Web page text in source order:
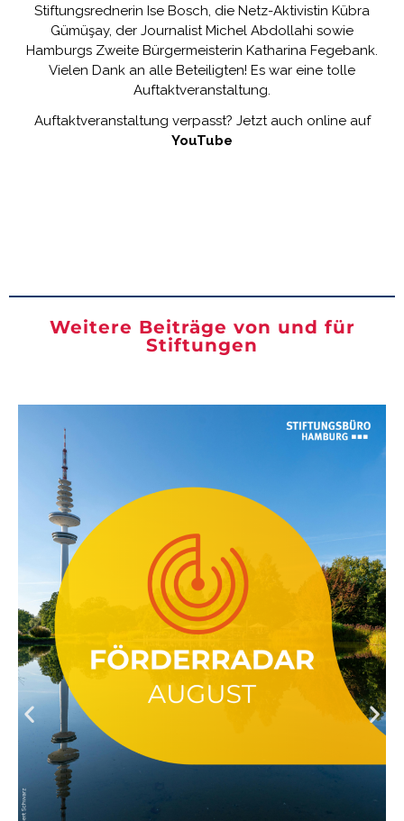
Stiftungsrednerin Ise Bosch, die Netz-Aktivistin Kübra
Gümüşay, der Journalist Michel Abdollahi sowie
Hamburgs Zweite Bürgermeisterin Katharina Fegebank.
Vielen Dank an alle Beteiligten! Es war eine tolle
Auftaktveranstaltung.
Auftaktveranstaltung verpasst? Jetzt auch online auf
YouTube
Weitere Beiträge von und für
Stiftungen